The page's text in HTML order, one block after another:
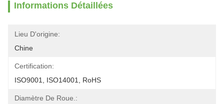
Informations Détaillées
Lieu D'origine:
Chine
Certification:
ISO9001, ISO14001, RoHS
Diamètre De Roue.: